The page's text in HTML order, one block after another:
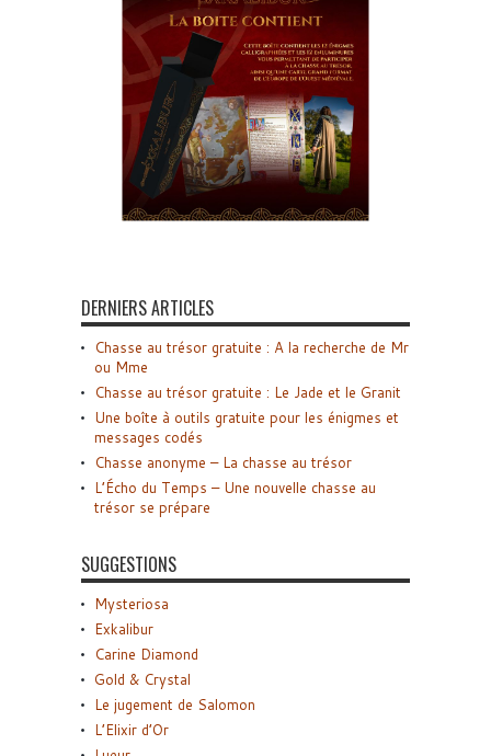
DERNIERS ARTICLES
Chasse au trésor gratuite : A la recherche de Mr
ou Mme
Chasse au trésor gratuite : Le Jade et le Granit
Une boîte à outils gratuite pour les énigmes et
messages codés
Chasse anonyme – La chasse au trésor
L’Écho du Temps – Une nouvelle chasse au
trésor se prépare
SUGGESTIONS
Mysteriosa
Exkalibur
Carine Diamond
Gold & Crystal
Le jugement de Salomon
L’Elixir d’Or